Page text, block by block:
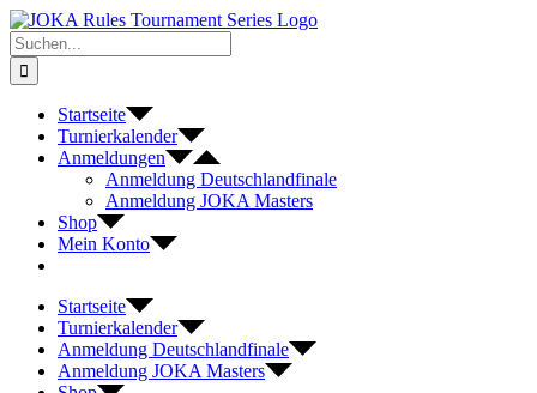
Zum
Inhalt
springen
Suche
nach:
Startseite
Turnierkalender
Anmeldungen
Anmeldung Deutschlandfinale
Anmeldung JOKA Masters
Shop
Mein Konto
Startseite
Turnierkalender
Anmeldung Deutschlandfinale
Anmeldung JOKA Masters